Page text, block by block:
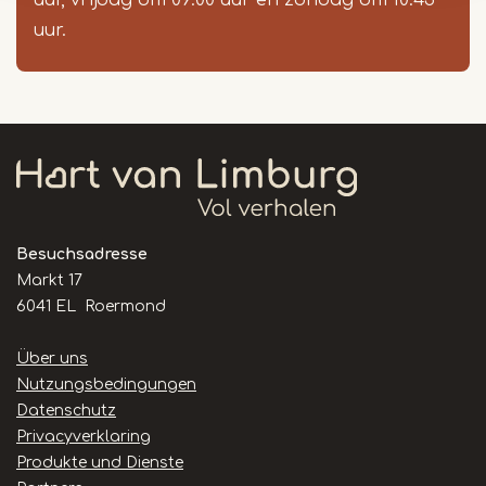
uur.
Besuchsadresse
Markt 17
6041 EL Roermond
Handige
links
Über uns
Nutzungsbedingungen
Datenschutz
Privacyverklaring
Produkte und Dienste